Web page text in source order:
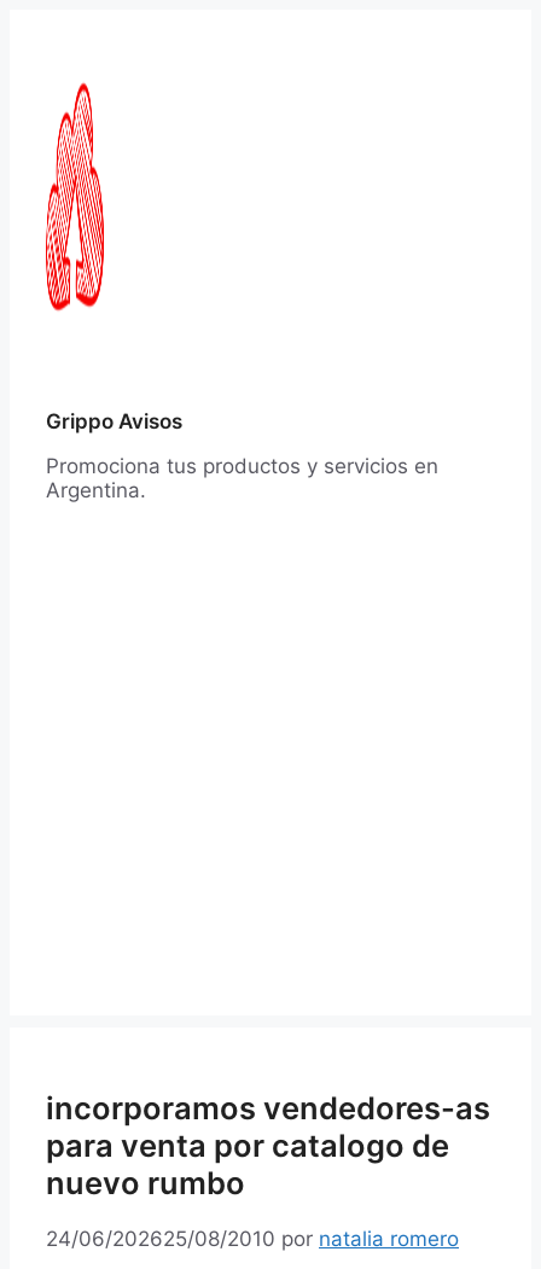
Grippo Avisos
Promociona tus productos y servicios en
Argentina.
incorporamos vendedores-as
para venta por catalogo de
nuevo rumbo
24/06/202625/08/2010 por natalia romero